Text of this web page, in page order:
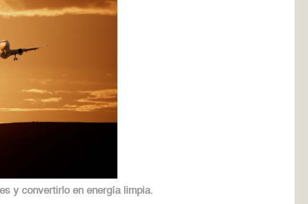
y convertirlo en energía limpia.